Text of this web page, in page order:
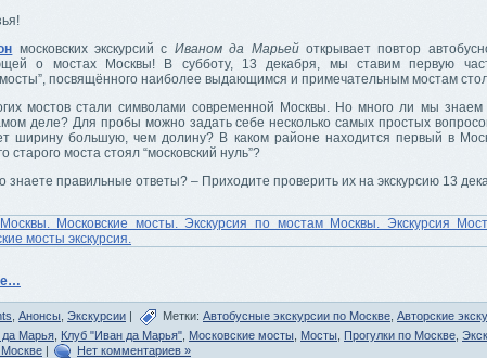
московских экскурсий с Иваном да Марьейоткрывает повтор
о мостах Москвы! В субботу, 13 декабря, мы ставим первую
мосты”, посвящённого наиболее выдающимся и примечательным мостам
мостов стали символами современной Москвы. Но много ли мы знаем
деле? Для пробы можно задать себе несколько самых простых
ширину большую, чем долину? В каком районе находится первый в
старого моста стоял “московский нуль”?
знаете правильные ответы? – Приходите проверить их на экскурсию 13
Анонсы Экскурсии | Метки: Автобусные экскурсии по Москве Авторские
да Марья Клуб "Иван да Марья" Московские мосты Мосты Прогулки по Москве
Москве | Нет комментариев »